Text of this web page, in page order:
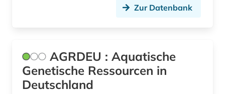
bodenanalyse (1)
Zur Datenbank
AGRDEU : Aquatische
Genetische Ressourcen in
Deutschland